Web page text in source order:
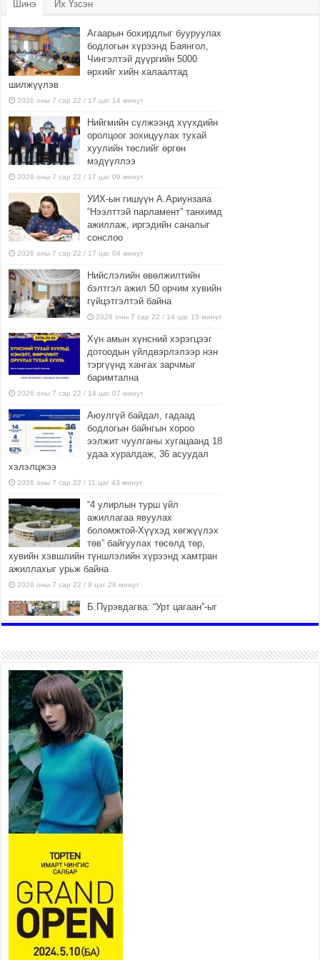
Шинэ Их Үзсэн
Агаарын бохирдлыг бууруулах
бодлогын хүрээнд Баянгол,
Чингэлтэй дүүргийн 5000
өрхийг хийн халаалтад
шилжүүлэв
2026 оны 7 сар 22 / 17 цаг 14 минут
Нийгмийн сүлжээнд хүүхдийн
оролцоог зохицуулах тухай
хуулийн төслийг өргөн
мэдүүллээ
2026 оны 7 сар 22 / 17 цаг 09 минут
УИХ-ын гишүүн А.Ариунзаяа
“Нээлттэй парламент” танхимд
ажиллаж, иргэдийн саналыг
сонслоо
2026 оны 7 сар 22 / 17 цаг 04 минут
Нийслэлийн өвөлжилтийн
бэлтгэл ажил 50 орчим хувийн
гүйцэтгэлтэй байна
2026 оны 7 сар 22 / 14 цаг 15 минут
Хүн амын хүнсний хэрэгцээг
дотоодын үйлдвэрлэлээр нэн
тэргүүнд хангах зарчмыг
баримтална
2026 оны 7 сар 22 / 14 цаг 07 минут
Аюулгүй байдал, гадаад
бодлогын байнгын хороо
ээлжит чуулганы хугацаанд 18
удаа хуралдаж, 36 асуудал
хэлэлцжээ
2026 оны 7 сар 22 / 11 цаг 43 минут
“4 улирлын турш үйл
ажиллагаа явуулах
боломжтой-Хүүхэд хөгжүүлэх
төв” байгуулах төсөлд төр,
хувийн хэвшлийн түншлэлийн хүрээнд хамтран
ажиллахыг урьж байна
2026 оны 7 сар 22 / 9 цаг 28 минут
Б.Пүрэвдагва: “Урт цагаан”-ыг
2026 оны 7 сар 21 / 16 цаг 47 минут
Тусгай замын автобус /BRT/
төслийн удирдах хорооны
ээлжит хуралдаан боллоо
2026 оны 7 сар 21 / 16 цаг 43 минут
Ерөнхий сайд Н.Учрал БНХАУ-
аас Монгол Улсад суугаа
Элчин сайд Шэнь
Миньжюанийг хүлээн авч
уулзав
2026 оны 7 сар 21 / 16 цаг 39 минут
БҮГД НАЙРАМДАХ ТАЖИКИСТАН УЛСТАЙ
ЭДИЙН ЗАСГИЙН ХАМТЫН АЖИЛЛАГААГ
ӨРГӨЖҮҮЛНЭ
2026 оны 7 сар 21 / 16 цаг 34 минут
26,992 суралцагч хотхоны бага сургуульд, 8100
суралцагч төрөлжсөн ахлах сургуульд
суралцана
2026 оны 7 сар 21 / 13 цаг 43 минут